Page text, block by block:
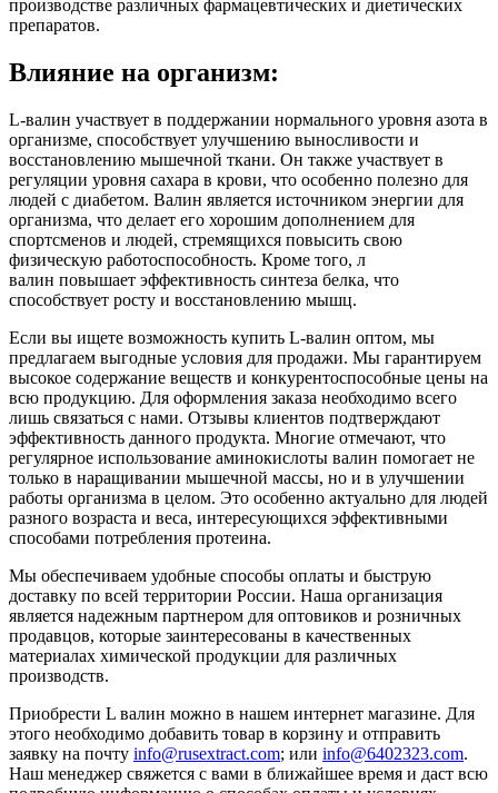
производстве различных фармацевтических и диетических
препаратов.
Влияние на организм:
L-валин участвует в поддержании нормального уровня азота в
организме, способствует улучшению выносливости и
восстановлению мышечной ткани. Он также участвует в
регуляции уровня сахара в крови, что особенно полезно для
людей с диабетом. Валин является источником энергии для
организма, что делает его хорошим дополнением для
спортсменов и людей, стремящихся повысить свою
физическую работоспособность. Кроме того, л
валин повышает эффективность синтеза белка, что
способствует росту и восстановлению мышц.
Если вы ищете возможность купить L-валин оптом, мы
предлагаем выгодные условия для продажи. Мы гарантируем
высокое содержание веществ и конкурентоспособные цены на
всю продукцию. Для оформления заказа необходимо всего
лишь связаться с нами. Отзывы клиентов подтверждают
эффективность данного продукта. Многие отмечают, что
регулярное использование аминокислоты валин помогает не
только в наращивании мышечной массы, но и в улучшении
работы организма в целом. Это особенно актуально для людей
разного возраста и веса, интересующихся эффективными
способами потребления протеина.
Мы обеспечиваем удобные способы оплаты и быструю
доставку по всей территории России. Наша организация
является надежным партнером для оптовиков и розничных
продавцов, которые заинтересованы в качественных
материалах химической продукции для различных
производств.
Приобрести L валин можно в нашем интернет магазине. Для
этого необходимо добавить товар в корзину и отправить
заявку на почту info@rusextract.com; или info@6402323.com.
Наш менеджер свяжется с вами в ближайшее время и даст всю